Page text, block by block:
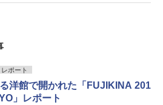
ポート
洋館で開かれた「FUJIKINA 201
」レポート